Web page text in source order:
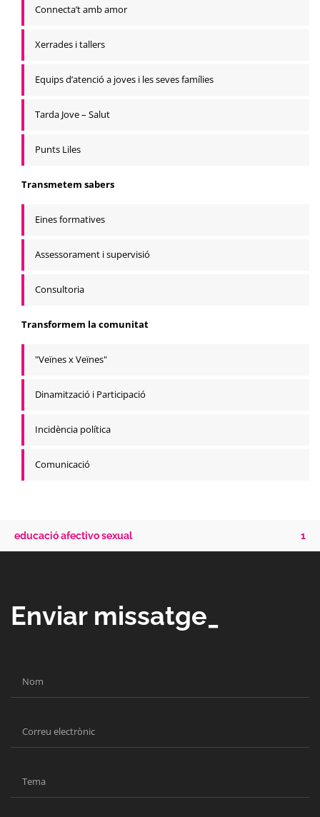
Connecta’t amb amor
Xerrades i tallers
Equips d’atenció a joves i les seves famílies
Tarda Jove – Salut
Punts Liles
Transmetem sabers
Eines formatives
Assessorament i supervisió
Consultoria
Transformem la comunitat
"Veïnes x Veïnes"
Dinamització i Participació
Incidència política
Comunicació
educació afectivo sexual 1
Enviar missatge_